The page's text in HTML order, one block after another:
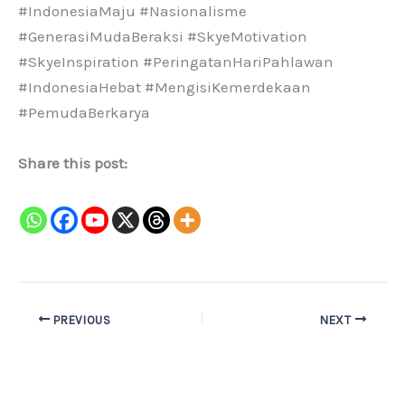
#IndonesiaMaju #Nasionalisme
#GenerasiMudaBeraksi #SkyeMotivation
#SkyeInspiration #PeringatanHariPahlawan
#IndonesiaHebat #MengisiKemerdekaan
#PemudaBerkarya
Share this post:
PREVIOUS NEXT